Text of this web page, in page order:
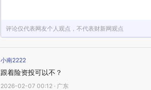
评论仅代表网友个人观点，不代表财新网观点
小南2222
跟着险资投可以不？
2026-02-07 00:12 · 广东